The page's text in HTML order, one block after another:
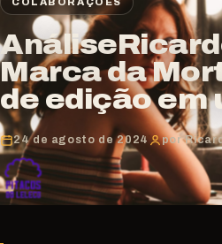
Marca da
de edição em
24 de agosto de 2024 por